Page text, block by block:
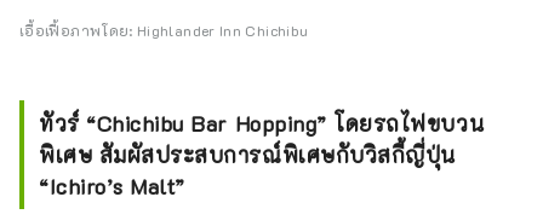
เอื้อเฟื้อภาพโดย: Highlander Inn Chichibu
ทัวร์ “Chichibu Bar Hopping” โดยรถไฟขบวน
พิเศษ สัมผัสประสบการณ์พิเศษกับวิสกี้ญี่ปุ่น
“Ichiro’s Malt”